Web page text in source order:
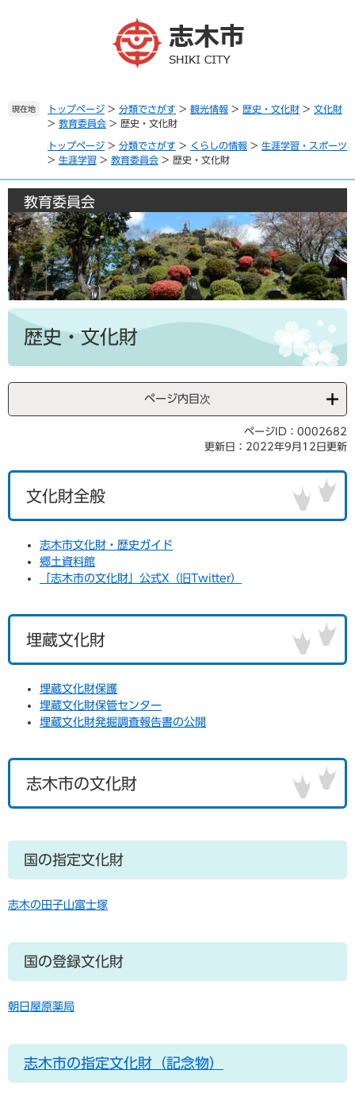
へ
現在地 トップページ > 分類でさがす > 観光情報 > 歴史・文化財 > 文化財
> 教育委員会 > 歴史・文化財
トップページ > 分類でさがす > くらしの情報 > 生涯学習・スポーツ
> 生涯学習 > 教育委員会 > 歴史・文化財
教育委員会
本
歴史・文化財
ページ内目次
ページID：0002682
更新日：2022年9月12日更新
文化財全般
志木市文化財・歴史ガイド
郷土資料館
「志木市の文化財」公式X（旧Twitter）
埋蔵文化財
埋蔵文化財保護
埋蔵文化財保管センター
埋蔵文化財発掘調査報告書の公開
志木市の文化財
国の指定文化財
志木の田子山富士塚
国の登録文化財
朝日屋原薬局
志木市の指定文化財（記念物）